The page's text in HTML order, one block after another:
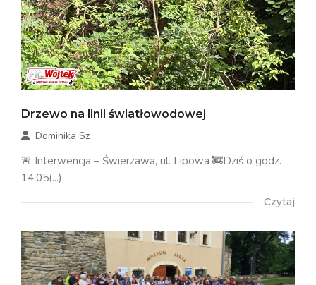
Drzewo na linii światłowodowej
Dominika Sz
🚨 Interwencja – Świerzawa, ul. Lipowa 🚒Dziś o godz.
14:05(...)
Czytaj